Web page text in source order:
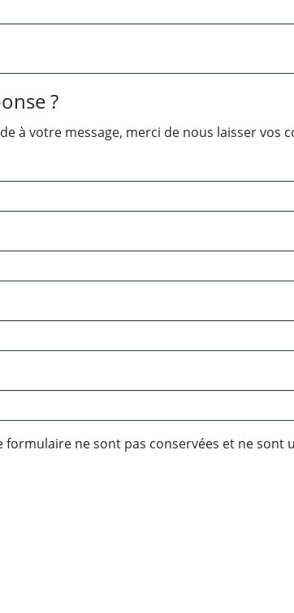
?
à votre message, merci de nous laisser vos
formulaire ne sont pas conservées et ne sont